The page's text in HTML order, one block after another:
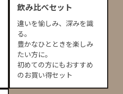
飲み比べセット
違いを愉しみ、深みを識
る。
豊かなひとときを楽しみ
たい方に。
初めての方にもおすすめ
のお買い得セット